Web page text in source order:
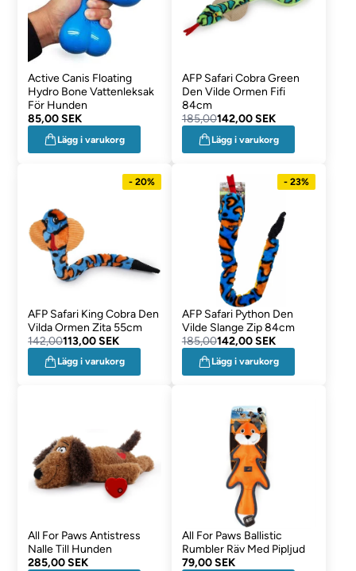
Active Canis Floating
Hydro Bone Vattenleksak
För Hunden
85,00 SEK
Lägg i varukorg
AFP Safari Cobra Green
Den Vilde Ormen Fifi
84cm
185,00142,00 SEK
Lägg i varukorg
- 20%
AFP Safari King Cobra Den
Vilda Ormen Zita 55cm
142,00113,00 SEK
Lägg i varukorg
- 23%
AFP Safari Python Den
Vilde Slange Zip 84cm
185,00142,00 SEK
Lägg i varukorg
All For Paws Antistress
Nalle Till Hunden
285,00 SEK
All For Paws Ballistic
Rumbler Räv Med Pipljud
79,00 SEK